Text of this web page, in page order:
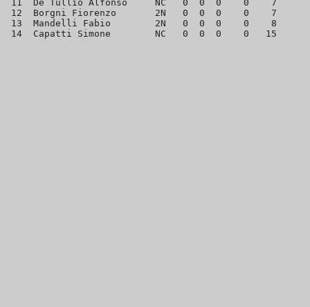
11  De Tullio Alfonso     NC   0  0  0    0    7
12  Borgni Fiorenzo       2N   0  0  0    0    7
13  Mandelli Fabio        2N   0  0  0    0    8